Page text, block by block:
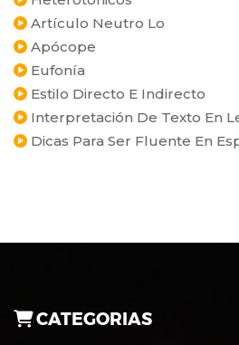
Artículo Neutro Lo
Apócope
Eufonía
Estilo Directo E Indirecto
Interpretación De Texto En
Dicas Para Ser Fluente En
CATEGORIAS